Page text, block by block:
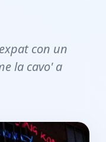
con un
la cavo' a